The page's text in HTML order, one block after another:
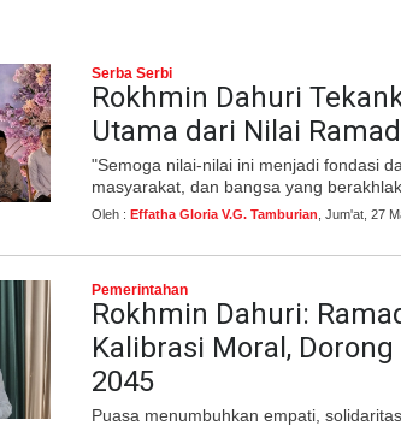
Serba Serbi
Rokhmin Dahuri
Utama dari Nilai
"Semoga nilai-nilai ini menjadi fondasi
masyarakat, dan bangsa yang
Oleh : Effatha Gloria V.G. Tamburian , Jum'at, 27
Pemerintahan
Rokhmin Dahuri:
Kalibrasi Moral,
2045
Puasa menumbuhkan empati,